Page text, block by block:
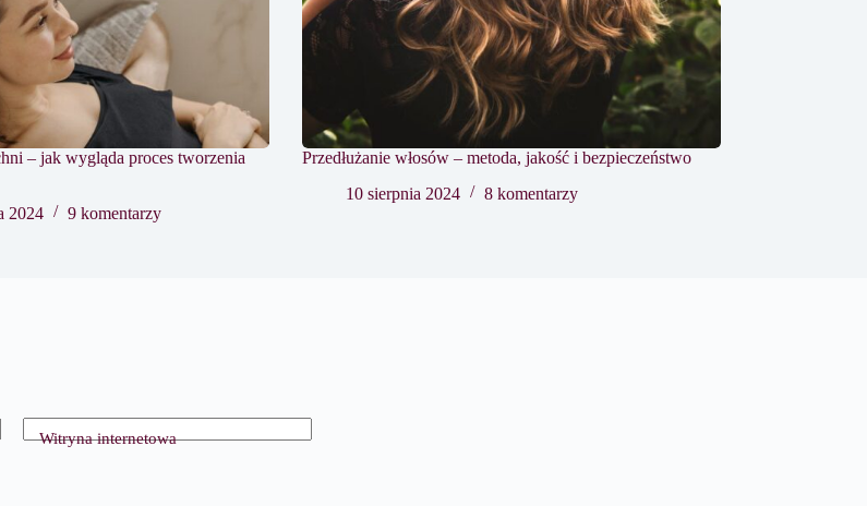
– jak wygląda proces tworzenia
2024
9 komentarzy
Przedłużanie włosów – metoda, jakość i bezpieczeństwo
10 sierpnia 2024
8 komentarzy
Witryna internetowa